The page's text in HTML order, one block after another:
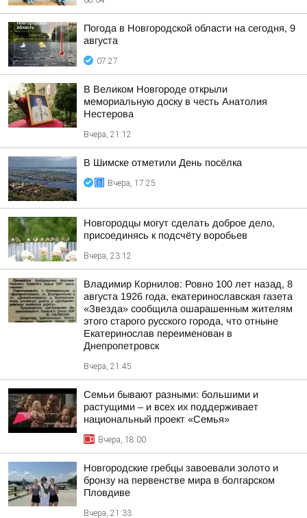
Погода в Новгородской области на сегодня, 9
августа
07:27
В Великом Новгороде открыли
мемориальную доску в честь Анатолия
Нестерова
Вчера, 21:12
В Шимске отметили День посёлка
Вчера, 17:25
Новгородцы могут сделать доброе дело,
присоединясь к подсчёту воробьев
Вчера, 23:12
Владимир Корнилов: Ровно 100 лет назад, 8
августа 1926 года, екатеринославская газета
«Звезда» сообщила ошарашенным жителям
этого старого русского города, что отныне
Екатеринослав переименован в
Днепропетровск
Вчера, 21:45
Семьи бывают разными: большими и
растущими – и всех их поддерживает
национальный проект «Семья»
Вчера, 18:00
Новгородские гребцы завоевали золото и
бронзу на первенстве мира в болгарском
Пловдиве
Вчера, 21:33